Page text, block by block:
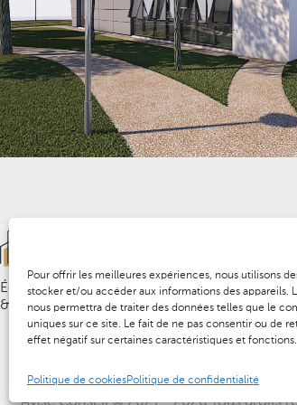
Pour offrir les meilleures expériences, nous utilisons
stocker et/ou accéder aux informations des appareils.
nous permettra de traiter des données telles que le
uniques sur ce site. Le fait de ne pas consentir ou de
effet négatif sur certaines caractéristiques et fonctions.
Politique de cookiesPolitique de confidentialité
Économie de la construction
& études de conception